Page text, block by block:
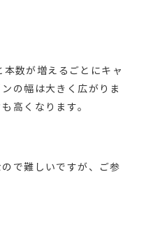
数が増えるごとにキャ
の幅は大きく広がりま
高くなります。
で難しいですが、ご参